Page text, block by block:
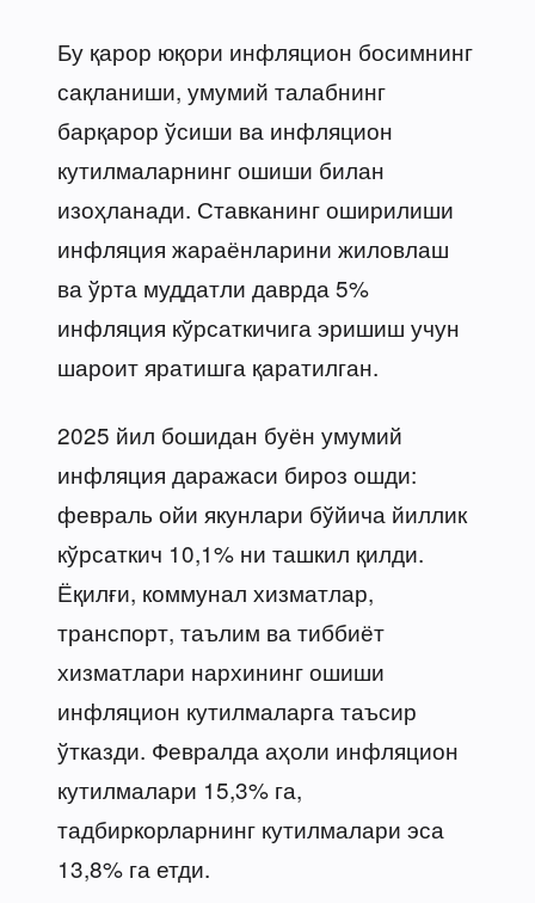
Бу қарор юқори инфляцион босимнинг
сақланиши, умумий талабнинг
барқарор ўсиши ва инфляцион
кутилмаларнинг ошиши билан
изоҳланади. Ставканинг оширилиши
инфляция жараёнларини жиловлаш
ва ўрта муддатли даврда 5%
инфляция кўрсаткичига эришиш учун
шароит яратишга қаратилган.
2025 йил бошидан буён умумий
инфляция даражаси бироз ошди:
февраль ойи якунлари бўйича йиллик
кўрсаткич 10,1% ни ташкил қилди.
Ёқилғи, коммунал хизматлар,
транспорт, таълим ва тиббиёт
хизматлари нархининг ошиши
инфляцион кутилмаларга таъсир
ўтказди. Февралда аҳоли инфляцион
кутилмалари 15,3% га,
тадбиркорларнинг кутилмалари эса
13,8% га етди.